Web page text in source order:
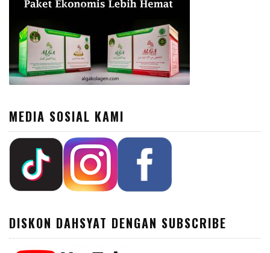
MEDIA SOSIAL KAMI
DISKON DAHSYAT DENGAN SUBSCRIBE